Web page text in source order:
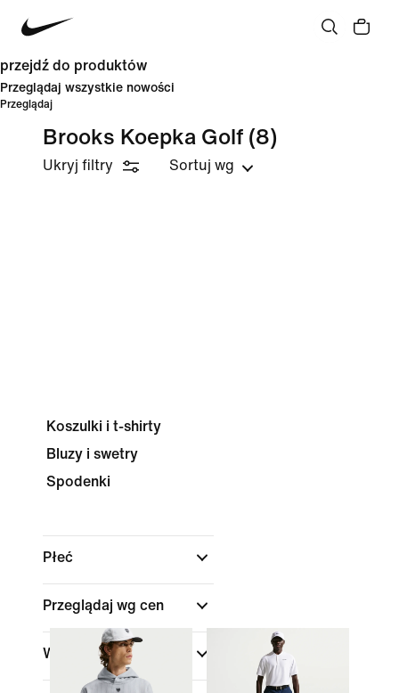
przejdź do produktów
Przeglądaj wszystkie nowości
Przeglądaj
Brooks Koepka Golf (8)
Ukryj filtry Sortuj wg
Koszulki i t-shirty
Bluzy i swetry
Spodenki
Płeć
Przeglądaj wg cen
Wyprzedaż i oferty